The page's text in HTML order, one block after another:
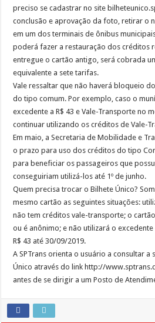
preciso se cadastrar no site
conclusão e aprovação da foto, retirar o
em um dos terminais de ônibus
poderá fazer a restauração dos créditos
entregue o cartão antigo, será cobrada
equivalente a sete tarifas.
Vale ressaltar que não haverá bloqueio
do tipo comum. Por exemplo, caso o
excedente a R$ 43 e Vale-Transporte no
continuar utilizando os créditos de Vale-
Em maio, a Secretaria de Mobilidade e
o prazo para uso dos créditos do tipo
para beneficiar os passageiros que
conseguiriam utilizá-los até 1º de junho.
Quem precisa trocar o Bilhete Único?
mesmo cartão as seguintes situações:
não tem créditos vale-transporte; o
ou é anônimo; e não utilizará o
R$ 43 até 30/09/2019.
A SPTrans orienta o usuário a consultar a
Único através do link http://
antes de se dirigir a um Posto de